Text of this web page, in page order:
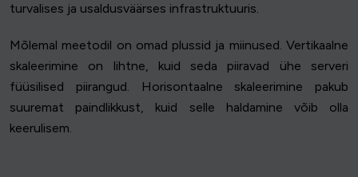
turvalises ja usaldusväärses infrastruktuuris.
Mõlemal meetodil on omad plussid ja miinused. Vertikaalne
skaleerimine on lihtne, kuid seda piiravad ühe serveri
füüsilised piirangud. Horisontaalne skaleerimine pakub
suuremat paindlikkust, kuid selle haldamine võib olla
keerulisem.